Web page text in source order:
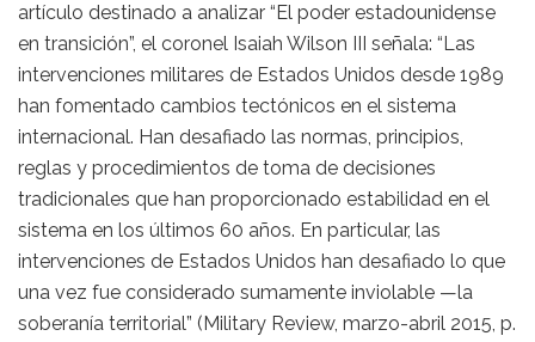
artículo destinado a analizar “El poder estadounidense
en transición”, el coronel Isaiah Wilson III señala: “Las
intervenciones militares de Estados Unidos desde 1989
han fomentado cambios tectónicos en el sistema
internacional. Han desafiado las normas, principios,
reglas y procedimientos de toma de decisiones
tradicionales que han proporcionado estabilidad en el
sistema en los últimos 60 años. En particular, las
intervenciones de Estados Unidos han desafiado lo que
una vez fue considerado sumamente inviolable —la
soberanía territorial” (Military Review, marzo-abril 2015, p.